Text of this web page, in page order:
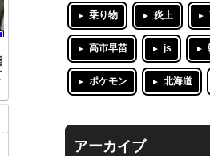
乗り物 炎上
高市早苗 js
ポケモン 北海道
アーカイブ